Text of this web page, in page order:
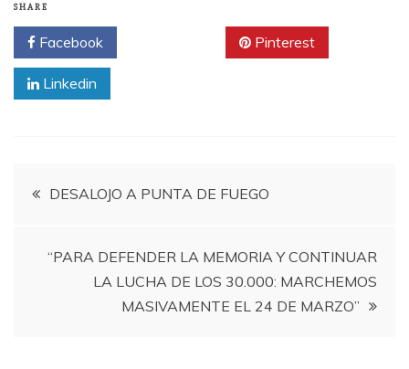
SHARE
Facebook Pinterest
Linkedin
Navegación
entradas
DESALOJO A PUNTA DE FUEGO
“PARA DEFENDER LA MEMORIA Y CONTINUAR
LA LUCHA DE LOS 30.000: MARCHEMOS
MASIVAMENTE EL 24 DE MARZO”